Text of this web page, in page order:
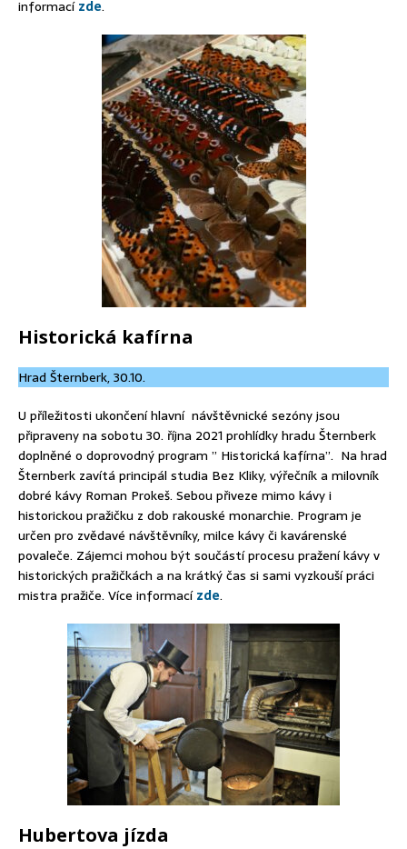
informacízde.
Historická kafírna
Hrad Šternberk, 30.10.
U příležitosti ukončení hlavní návštěvnické sezóny jsou
připraveny na sobotu 30. října 2021 prohlídky hradu Šternberk
doplněné o doprovodný program ” Historická kafírna”. Na hrad
Šternberk zavítá principál studia Bez Kliky, výřečník a milovník
dobré kávy Roman Prokeš. Sebou přiveze mimo kávy i
historickou pražičku z dob rakouské monarchie. Program je
určen pro zvědavé návštěvníky, milce kávy či kavárenské
povaleče. Zájemci mohou být součástí procesu pražení kávy v
historických pražičkách a na krátký čas si sami vyzkouší práci
mistra pražiče. Více informacízde.
Hubertova jízda